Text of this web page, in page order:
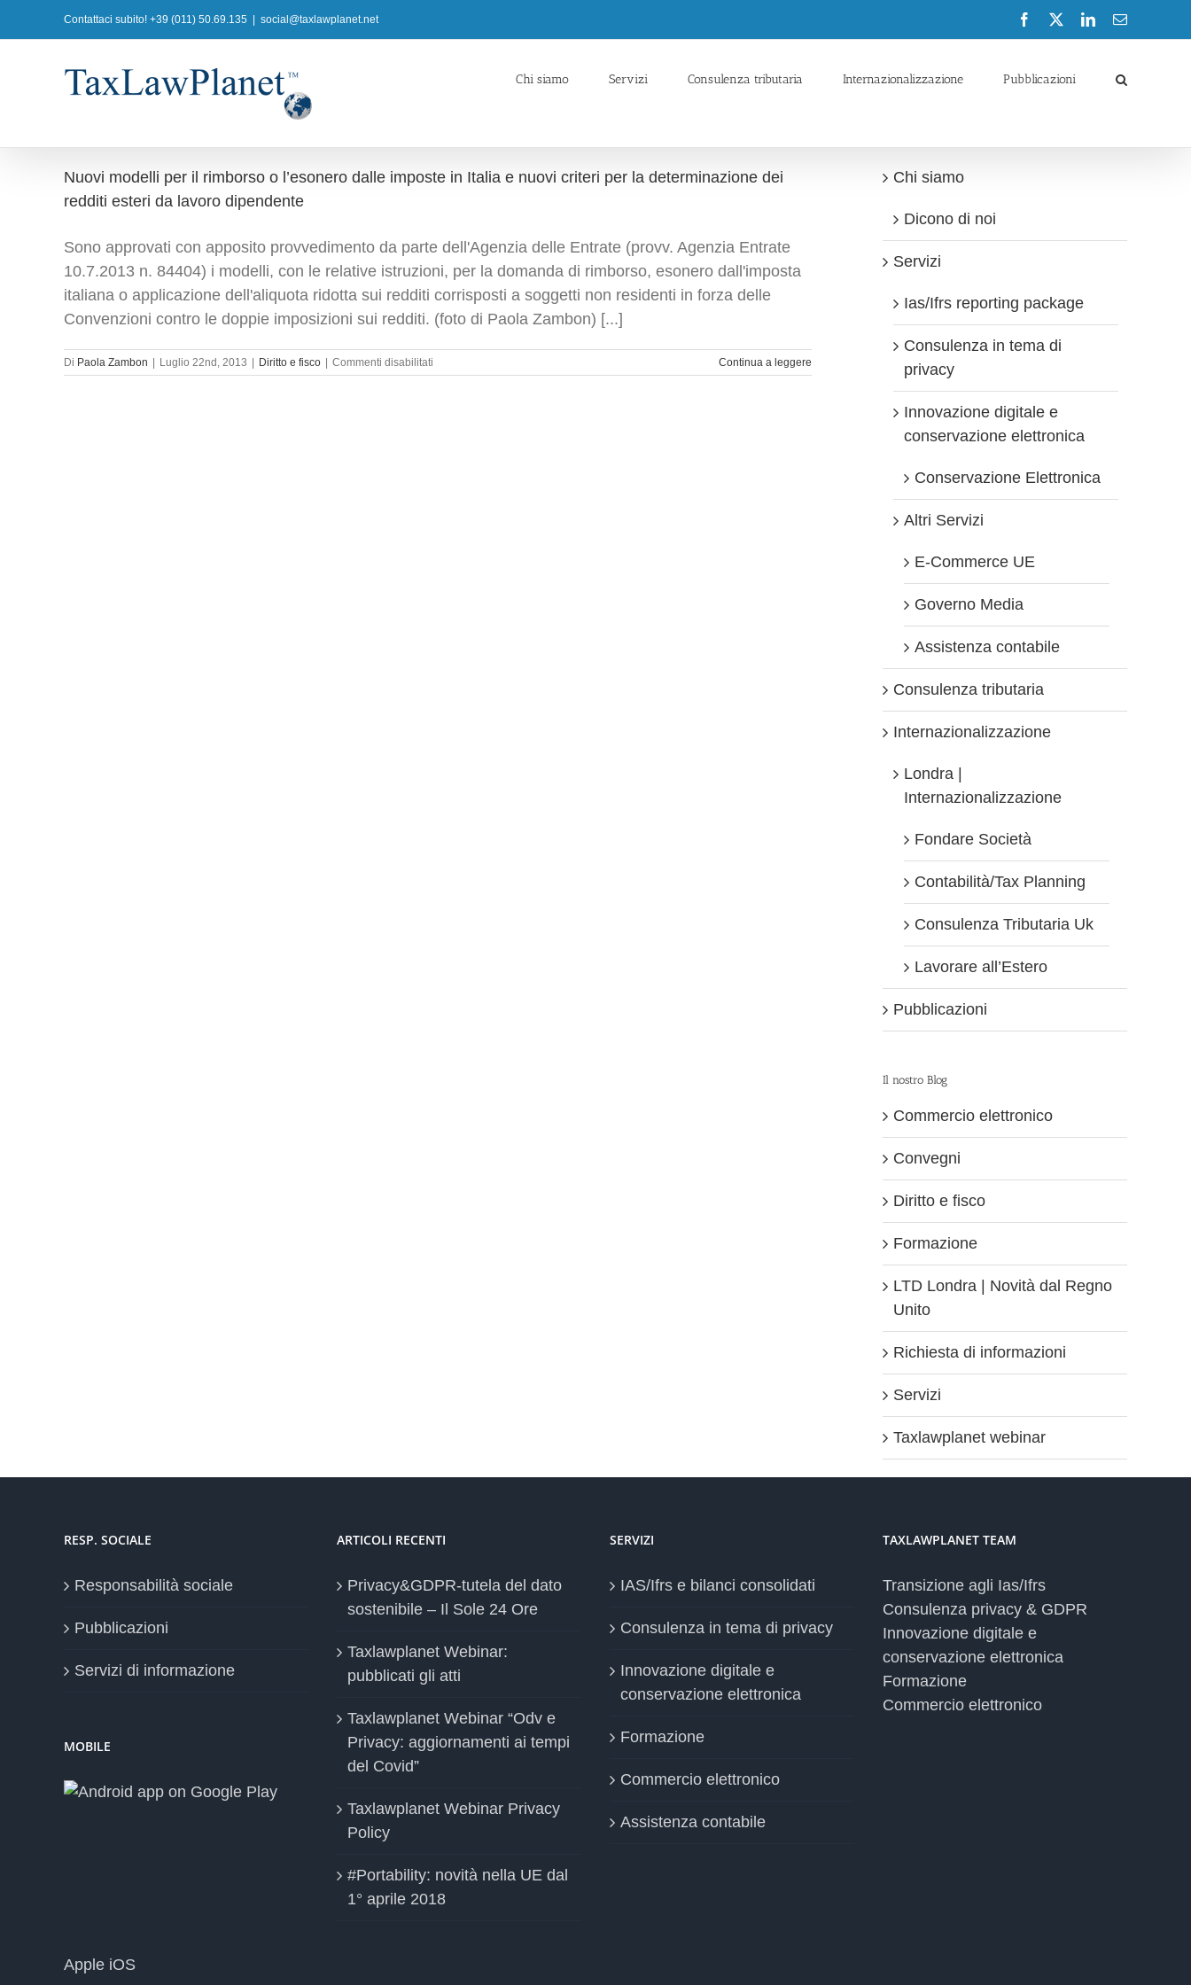
al
Contattaci subito! +39 (011) 50.69.135 social@taxlawplanet.net Facebook LinkedInEmail
Chi siamo Servizi Consulenza tributaria Internazionalizzazione Pubblicazioni
Nuovi modelli per il rimborso o l’esonero dalle imposte in Italia e nuovi criteri per la determinazione dei
redditi esteri da lavoro dipendente
Sono approvati con apposito provvedimento da parte dell'Agenzia delle Entrate (provv. Agenzia Entrate
10.7.2013 n. 84404) i modelli, con le relative istruzioni, per la domanda di rimborso, esonero dall'imposta
italiana o applicazione dell'aliquota ridotta sui redditi corrisposti a soggetti non residenti in forza delle
Convenzioni contro le doppie imposizioni sui redditi. (foto di Paola Zambon) [...]
Di Paola Zambon Luglio 22nd, 2013 Diritto e fisco Commenti disabilitati
Nuovi
Continua a leggere
Chi siamo
Dicono di noi
Servizi
Ias/Ifrs reporting package
Consulenza in tema di
privacy
Innovazione digitale e
conservazione elettronica
Conservazione Elettronica
Altri Servizi
E-Commerce UE
Governo Media
Assistenza contabile
Consulenza tributaria
Internazionalizzazione
Londra |
Internazionalizzazione
Fondare Società
Contabilità/Tax Planning
Consulenza Tributaria Uk
Lavorare all’Estero
Pubblicazioni
Il nostro Blog
Commercio elettronico
Convegni
Diritto e fisco
Formazione
LTD Londra | Novità dal Regno
Unito
Richiesta di informazioni
Servizi
Taxlawplanet webinar
RESP. SOCIALE
Responsabilità sociale
Pubblicazioni
Servizi di informazione
MOBILE
Apple iOS
ARTICOLI RECENTI
Privacy&GDPR-tutela del dato
sostenibile – Il Sole 24 Ore
Taxlawplanet Webinar:
pubblicati gli atti
Taxlawplanet Webinar “Odv e
Privacy: aggiornamenti ai tempi
del Covid”
Taxlawplanet Webinar Privacy
Policy
#Portability: novità nella UE dal
1° aprile 2018
SERVIZI
IAS/Ifrs e bilanci consolidati
Consulenza in tema di privacy
Innovazione digitale e
conservazione elettronica
Formazione
Commercio elettronico
Assistenza contabile
TAXLAWPLANET TEAM
Transizione agli Ias/Ifrs
Consulenza privacy & GDPR
Innovazione digitale e
conservazione elettronica
Formazione
Commercio elettronico